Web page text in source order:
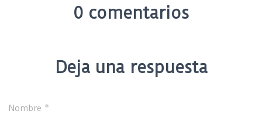
0 comentarios
Deja una respuesta
Nombre *